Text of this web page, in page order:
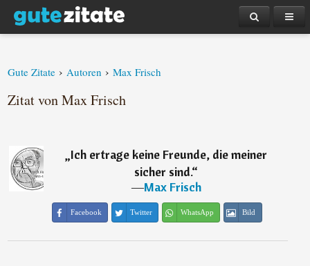
Gute Zitate › Autoren › Max Frisch
Zitat von Max Frisch
„Ich ertrage keine Freunde, die meiner
sicher sind.“
―Max Frisch
Facebook Twitter WhatsApp Bild